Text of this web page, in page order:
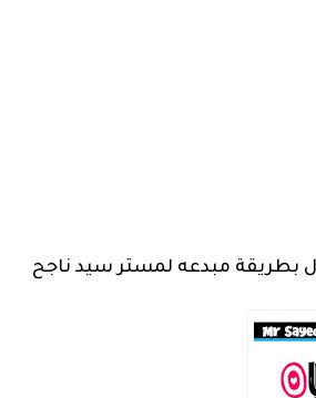
بطريقة مبدعه لمستر سيد ناجح